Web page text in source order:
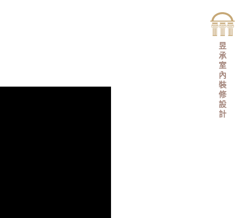
昱
承
室
內
裝
修
設
計